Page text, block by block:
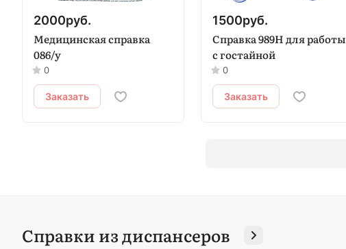
2000руб.
Медицинская справка
086/у
0
Заказать
1500руб.
Справка 989Н для работы
с гостайной
0
Заказать
Справки из диспансеров